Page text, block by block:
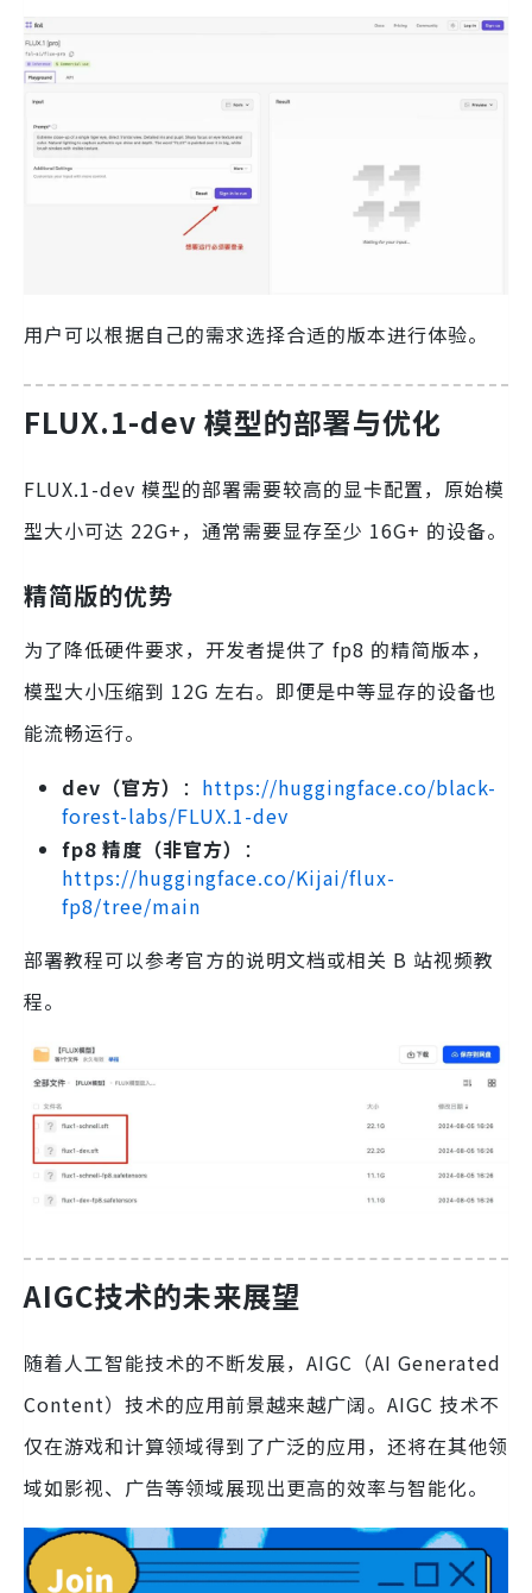
用户可以根据自己的需求选择合适的版本进行体验。
FLUX.1-dev 模型的部署与优化
FLUX.1-dev 模型的部署需要较高的显卡配置，原始模
型大小可达 22G+，通常需要显存至少 16G+ 的设备。
精简版的优势
为了降低硬件要求，开发者提供了 fp8 的精简版本，
模型大小压缩到 12G 左右。即便是中等显存的设备也
能流畅运行。
dev（官方） ： https://huggingface.co/black-
forest-labs/FLUX.1-dev
fp8 精度（非官方） ：
https://huggingface.co/Kijai/flux-
fp8/tree/main
部署教程可以参考官方的说明文档或相关 B 站视频教
程。
AIGC技术的未来展望
随着人工智能技术的不断发展，AIGC（AI Generated
Content）技术的应用前景越来越广阔。AIGC 技术不
仅在游戏和计算领域得到了广泛的应用，还将在其他领
域如影视、广告等领域展现出更高的效率与智能化。